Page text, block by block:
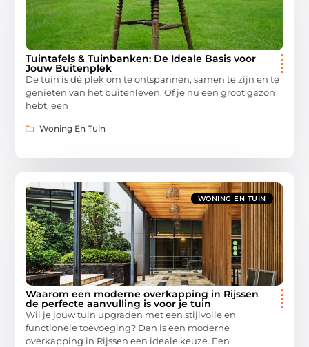
Tuintafels & Tuinbanken: De Ideale Basis voor
Jouw Buitenplek
De tuin is dé plek om te ontspannen, samen te zijn en te
genieten van het buitenleven. Of je nu een groot gazon
hebt, een
Woning En Tuin
WONING EN TUIN
Waarom een moderne overkapping in Rijssen
de perfecte aanvulling is voor je tuin
Wil je jouw tuin upgraden met een stijlvolle en
functionele toevoeging? Dan is een moderne
overkapping in Rijssen een ideale keuze. Een